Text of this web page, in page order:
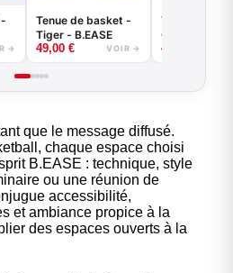
→
Tenue de basket -
Tiger - B.EASE
49,00 € VOIR →
Tenue de
Claw -
49,00
que le message diffusé.
chaque espace choisi
B.EASE : technique, style
ou une réunion de
accessibilité,
et ambiance propice à la
des espaces ouverts à la